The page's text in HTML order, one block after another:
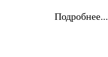
Подробнее...